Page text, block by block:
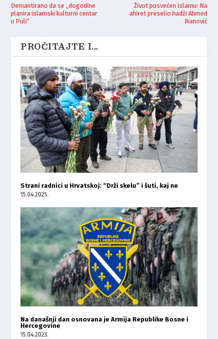
Demantirano da se „dogodine
planira islamski kulturni centar
u Puli“
Život posvećen islamu: Na
ahiret preselio hadži Ahmed
Ikanović
PROČITAJTE I...
Strani radnici u Hrvatskoj: “Drži skelu” i šuti, kaj ne
15.04.2025.
Na današnji dan osnovana je Armija Republike Bosne i
Hercegovine
15.04.2023.